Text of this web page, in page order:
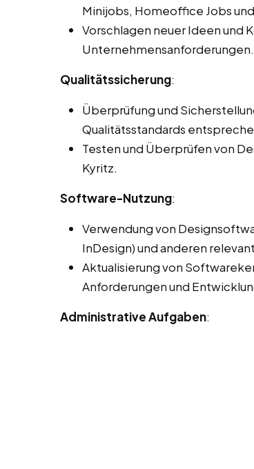
Minijobs, Homeoffice Jobs
Vorschlagen neuer Ideen und
Unternehmensanforderungen.
Qualitätssicherung:
Überprüfung und
Qualitätsstandards
Testen und Überprüfen von
Kyritz.
Software-Nutzung:
Verwendung von
InDesign) und anderen
Aktualisierung von
Anforderungen und
Administrative Aufgaben: